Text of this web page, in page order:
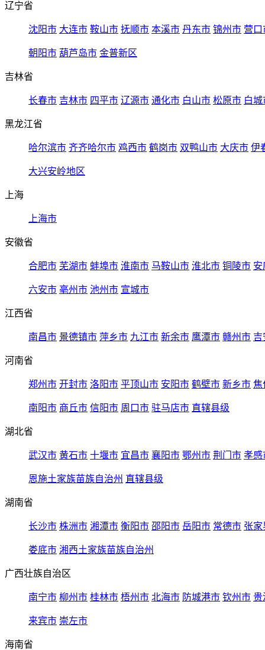
辽宁省
沈阳市 大连市 鞍山市 抚顺市 本溪市 丹东市 锦州市 营口
朝阳市 葫芦岛市 金普新区
吉林省
长春市 吉林市 四平市 辽源市 通化市 白山市 松原市 白城
黑龙江省
哈尔滨市 齐齐哈尔市 鸡西市 鹤岗市 双鸭山市 大庆市 伊
大兴安岭地区
上海
上海市
安徽省
合肥市 芜湖市 蚌埠市 淮南市 马鞍山市 淮北市 铜陵市 安
六安市 亳州市 池州市 宣城市
江西省
南昌市 景德镇市 萍乡市 九江市 新余市 鹰潭市 赣州市 吉
河南省
郑州市 开封市 洛阳市 平顶山市 安阳市 鹤壁市 新乡市 焦
南阳市 商丘市 信阳市 周口市 驻马店市 直辖县级
湖北省
武汉市 黄石市 十堰市 宜昌市 襄阳市 鄂州市 荆门市 孝感
恩施土家族苗族自治州 直辖县级
湖南省
长沙市 株洲市 湘潭市 衡阳市 邵阳市 岳阳市 常德市 张家
娄底市 湘西土家族苗族自治州
广西壮族自治区
南宁市 柳州市 桂林市 梧州市 北海市 防城港市 钦州市 贵
来宾市 崇左市
海南省